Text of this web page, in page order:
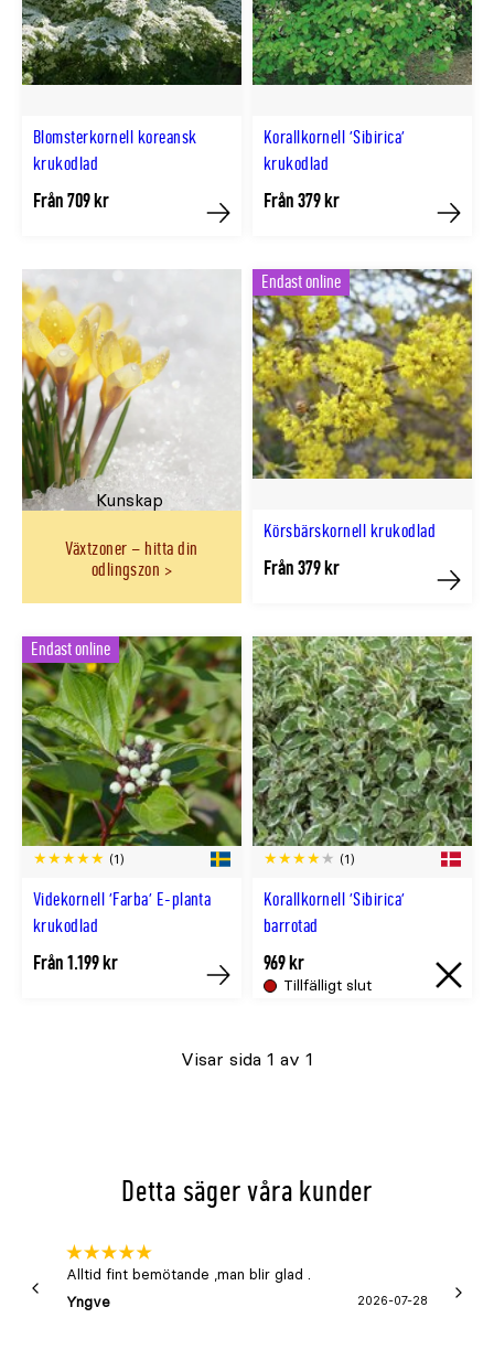
Blomsterkornell koreansk
krukodlad
Från 709 kr
Köp
Korallkornell 'Sibirica'
krukodlad
Från 379 kr
Köp
Kunskap
Växtzoner – hitta din
odlingszon
Körsbärskornell krukodlad
Endast online
Från 379 kr
Köp
Videkornell 'Farba' E-planta
krukodlad
(1)
Endast online
Från 1.199 kr
Köp
Korallkornell 'Sibirica'
barrotad
(1)
Tillfälligt slut
969 kr
Visar sida 1 av 1
Detta säger våra kunder
Alltid fint bemötande ,man blir glad .
Yngve
2026-07-28